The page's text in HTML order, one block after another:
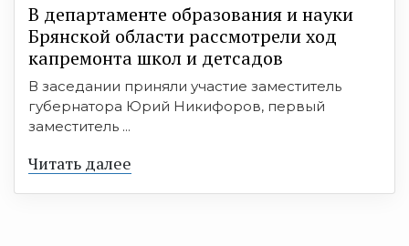
В департаменте образования и науки
Брянской области рассмотрели ход
капремонта школ и детсадов
В заседании приняли участие заместитель
губернатора Юрий Никифоров, первый
заместитель ...
Читать далее